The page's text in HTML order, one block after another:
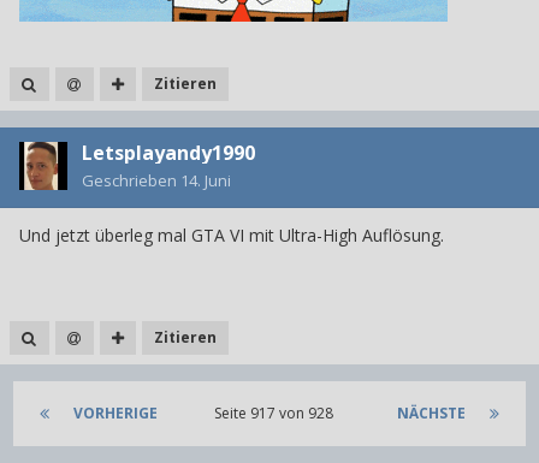
Zitieren
Letsplayandy1990
Geschrieben 14. Juni
Und jetzt überleg mal GTA VI mit Ultra-High Auflösung.
Zitieren
VORHERIGE NÄCHSTE
Seite 917 von 928